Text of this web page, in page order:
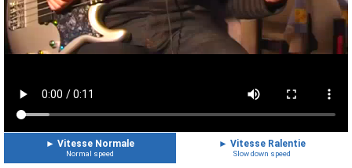
► Vitesse Normale
Normal speed
► Vitesse Ralentie
Slow down speed